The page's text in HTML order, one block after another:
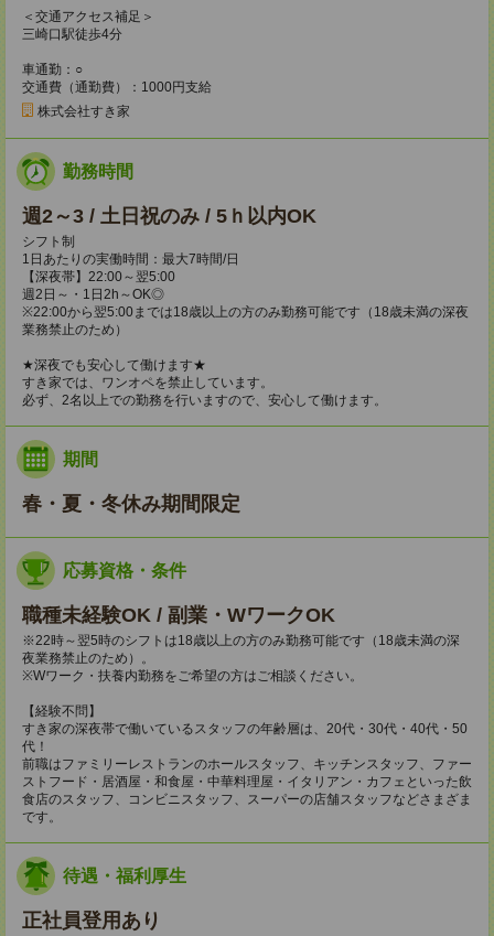
＜交通アクセス補足＞
三崎口駅徒歩4分
車通勤：○
交通費（通勤費）：1000円支給
株式会社すき家
勤務時間
週2～3 / 土日祝のみ / 5ｈ以内OK
シフト制
1日あたりの実働時間：最大7時間/日
【深夜帯】22:00～翌5:00
週2日～・1日2h～OK◎
※22:00から翌5:00までは18歳以上の方のみ勤務可能です（18歳未満の深夜
業務禁止のため）
★深夜でも安心して働けます★
すき家では、ワンオペを禁止しています。
必ず、2名以上での勤務を行いますので、安心して働けます。
期間
春・夏・冬休み期間限定
応募資格・条件
職種未経験OK / 副業・WワークOK
※22時～翌5時のシフトは18歳以上の方のみ勤務可能です（18歳未満の深
夜業務禁止のため）。
※Wワーク・扶養内勤務をご希望の方はご相談ください。
【経験不問】
すき家の深夜帯で働いているスタッフの年齢層は、20代・30代・40代・50
代！
前職はファミリーレストランのホールスタッフ、キッチンスタッフ、ファー
ストフード・居酒屋・和食屋・中華料理屋・イタリアン・カフェといった飲
食店のスタッフ、コンビニスタッフ、スーパーの店舗スタッフなどさまざま
です。
待遇・福利厚生
正社員登用あり